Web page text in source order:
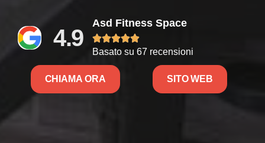
4.9
Asd Fitness Space

Basato su 67 recensioni
CHIAMA ORA SITO WEB